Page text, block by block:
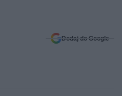
Dodaj do Google